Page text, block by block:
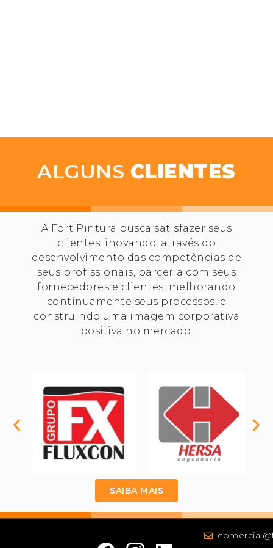
ALGUNS CLIENTES
A Fort Pintura busca satisfazer seus
clientes, inovando, através do
desenvolvimento das competências de
seus profissionais, parceria com seus
fornecedores e clientes, melhorando
continuamente seus processos, e
construindo uma imagem corporativa
positiva no mercado.
SAIBA MAIS